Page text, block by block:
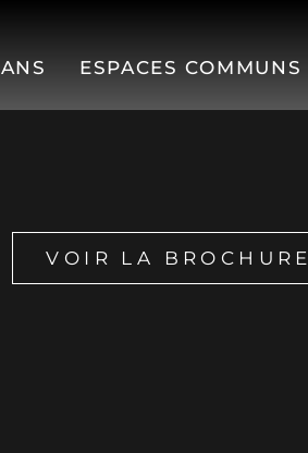
ESPACES COMMUNS
VOIR LA BROCHURE